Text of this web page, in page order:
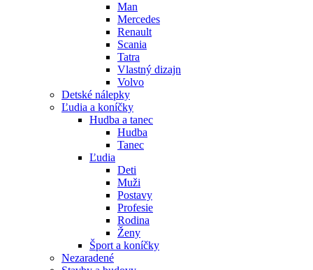
Man
Mercedes
Renault
Scania
Tatra
Vlastný dizajn
Volvo
Detské nálepky
Ľudia a koníčky
Hudba a tanec
Hudba
Tanec
Ľudia
Deti
Muži
Postavy
Profesie
Rodina
Ženy
Šport a koníčky
Nezaradené